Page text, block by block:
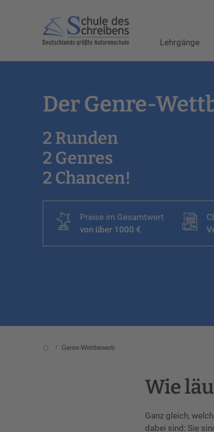
Lehrgänge
Der Genre-
2 Runden
2 Genres
2 Chancen!
Preise im Gesamtwert
von über 1000 €
/ Genre-Wettbewerb
Wie
Ganz gleich,
dabei sind: Sie